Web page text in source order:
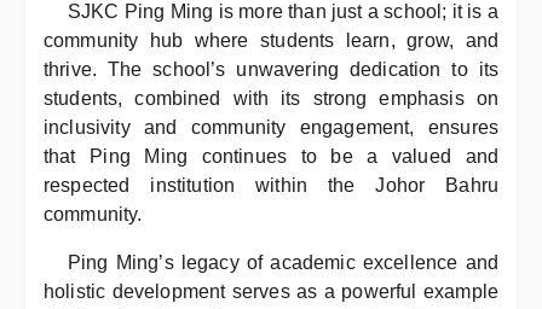
SJKC Ping Ming is more than just a school; it is a
community hub where students learn, grow, and
thrive. The school’s unwavering dedication to its
students, combined with its strong emphasis on
inclusivity and community engagement, ensures
that Ping Ming continues to be a valued and
respected institution within the Johor Bahru
community.
Ping Ming’s legacy of academic excellence and
holistic development serves as a powerful example